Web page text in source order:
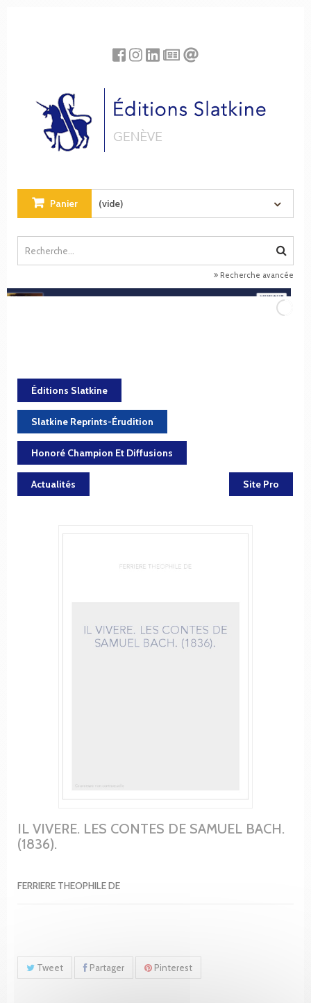
Panier (vide)
Recherche avancée
Éditions Slatkine
Slatkine Reprints-Érudition
Honoré Champion Et Diffusions
Actualités Site Pro
IL VIVERE. LES CONTES DE SAMUEL BACH.
(1836).
FERRIERE THEOPHILE DE
Tweet Partager Pinterest